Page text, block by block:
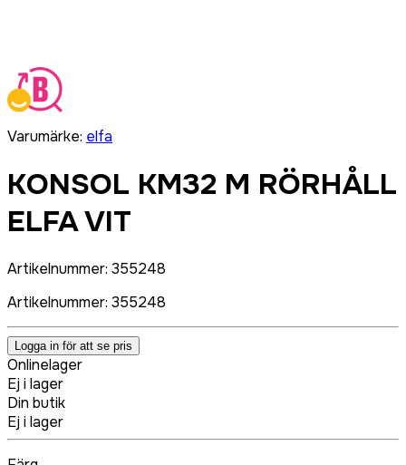
Varumärke: elfa
KONSOL KM32 M RÖRHÅLL
ELFA VIT
Artikelnummer: 355248
Artikelnummer: 355248
Logga in för att se pris
Onlinelager
Ej i lager
Din butik
Ej i lager